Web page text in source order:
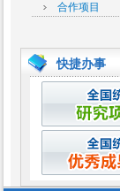
合作项目
快捷办事